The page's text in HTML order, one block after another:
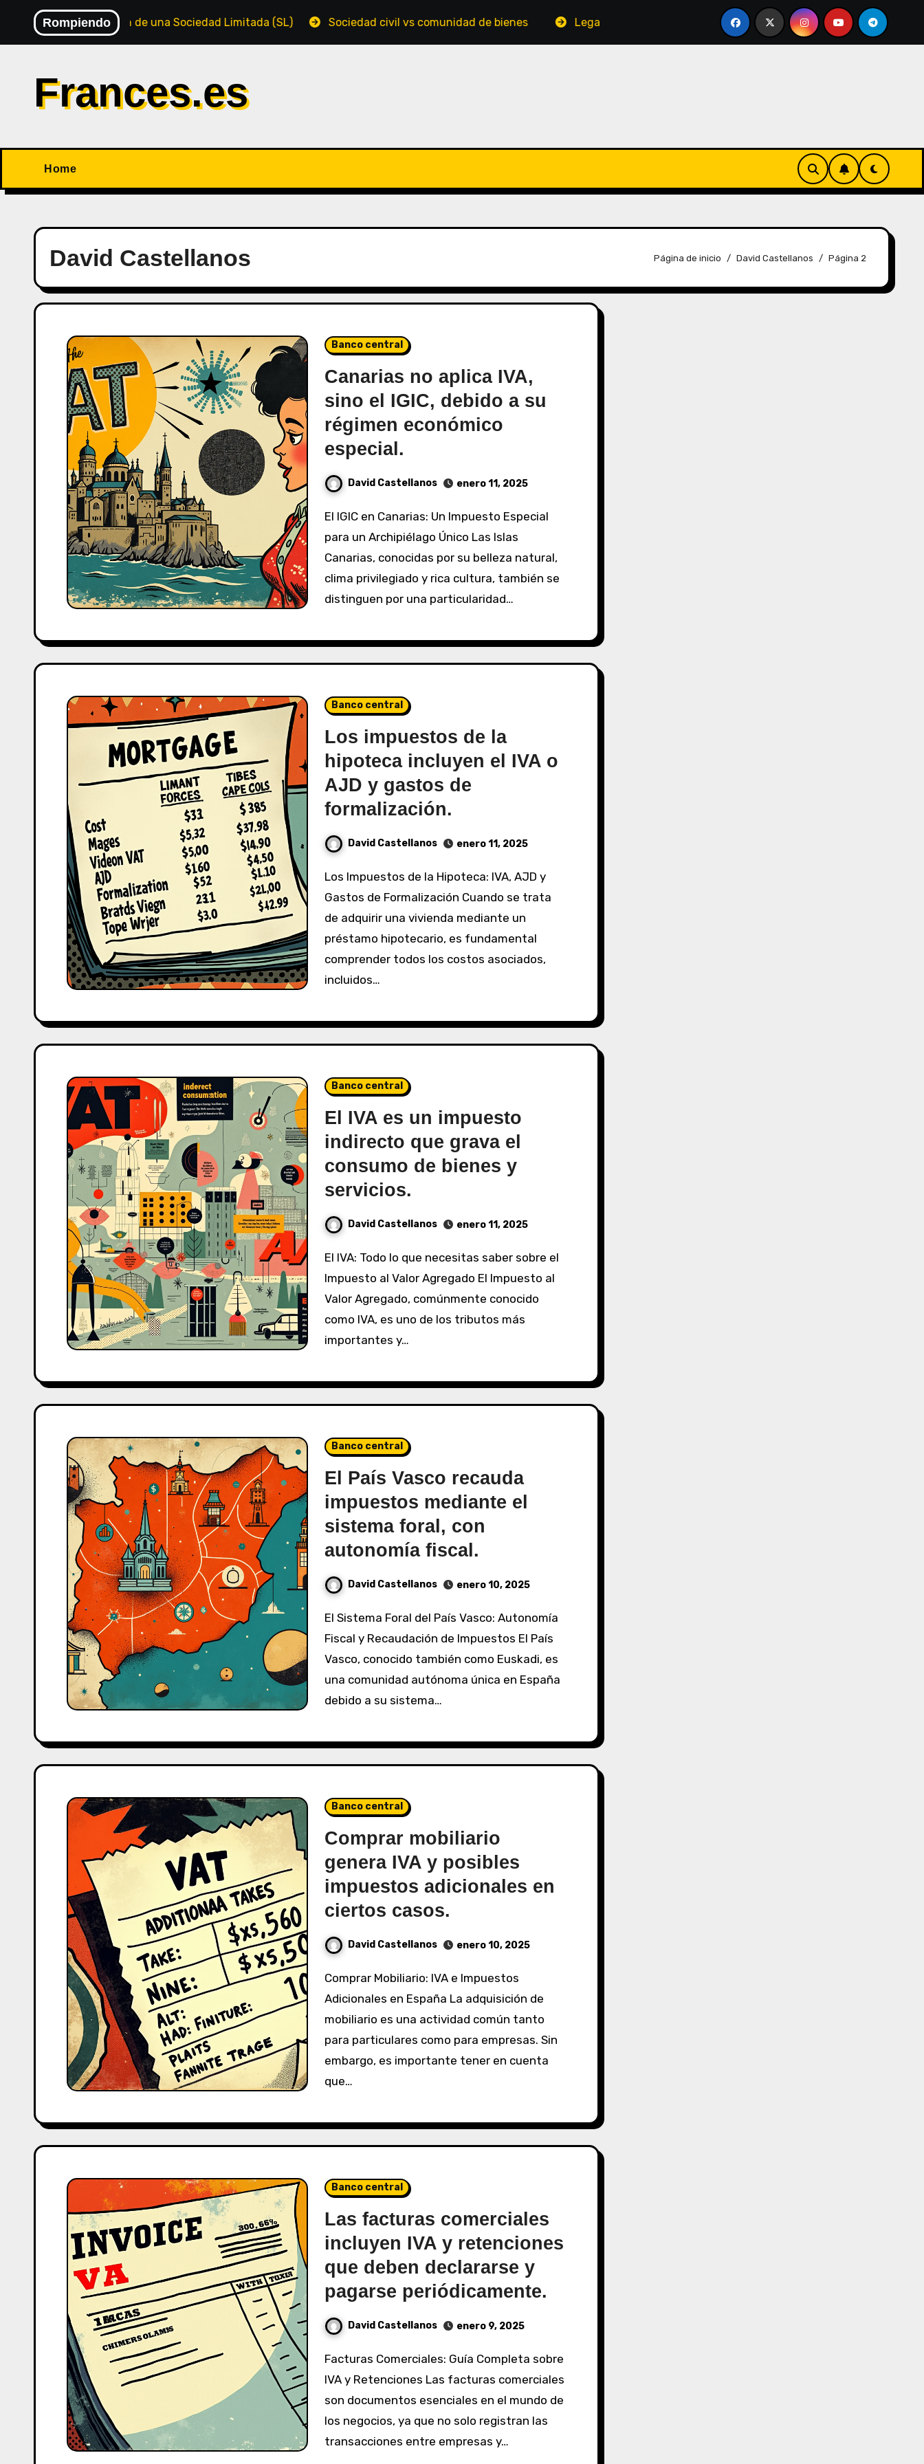
contenido
Rompiendo
Creación de una Sociedad Limitada (SL) Sociedad civil vs comunidad de bienes Legalidad del dropshipping ERTE (Expediente de Regulación Temporal
Frances.es
Home
David Castellanos Página de inicio David Castellanos Página 2
Banco central
Canarias no aplica IVA,
sino el IGIC, debido a su
régimen económico
especial.
David Castellanos enero 11, 2025
El IGIC en Canarias: Un Impuesto Especial
para un Archipiélago Único Las Islas
Canarias, conocidas por su belleza natural,
clima privilegiado y rica cultura, también se
distinguen por una particularidad…
Banco central
Los impuestos de la
hipoteca incluyen el IVA o
AJD y gastos de
formalización.
David Castellanos enero 11, 2025
Los Impuestos de la Hipoteca: IVA, AJD y
Gastos de Formalización Cuando se trata
de adquirir una vivienda mediante un
préstamo hipotecario, es fundamental
comprender todos los costos asociados,
incluidos…
Banco central
El IVA es un impuesto
indirecto que grava el
consumo de bienes y
servicios.
David Castellanos enero 11, 2025
El IVA: Todo lo que necesitas saber sobre el
Impuesto al Valor Agregado El Impuesto al
Valor Agregado, comúnmente conocido
como IVA, es uno de los tributos más
importantes y…
Banco central
El País Vasco recauda
impuestos mediante el
sistema foral, con
autonomía fiscal.
David Castellanos enero 10, 2025
El Sistema Foral del País Vasco: Autonomía
Fiscal y Recaudación de Impuestos El País
Vasco, conocido también como Euskadi, es
una comunidad autónoma única en España
debido a su sistema…
Banco central
Comprar mobiliario
genera IVA y posibles
impuestos adicionales en
ciertos casos.
David Castellanos enero 10, 2025
Comprar Mobiliario: IVA e Impuestos
Adicionales en España La adquisición de
mobiliario es una actividad común tanto
para particulares como para empresas. Sin
embargo, es importante tener en cuenta
que…
Banco central
Las facturas comerciales
incluyen IVA y retenciones
que deben declararse y
pagarse periódicamente.
David Castellanos enero 9, 2025
Facturas Comerciales: Guía Completa sobre
IVA y Retenciones Las facturas comerciales
son documentos esenciales en el mundo de
los negocios, ya que no solo registran las
transacciones entre empresas y…